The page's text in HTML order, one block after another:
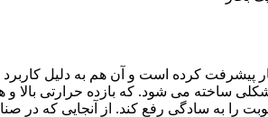
کرده است و آن هم به دلیل کاربرد
ساخته می شود. که بازده حرارتی
را به سادگی رفع کند. از آنجایی که در